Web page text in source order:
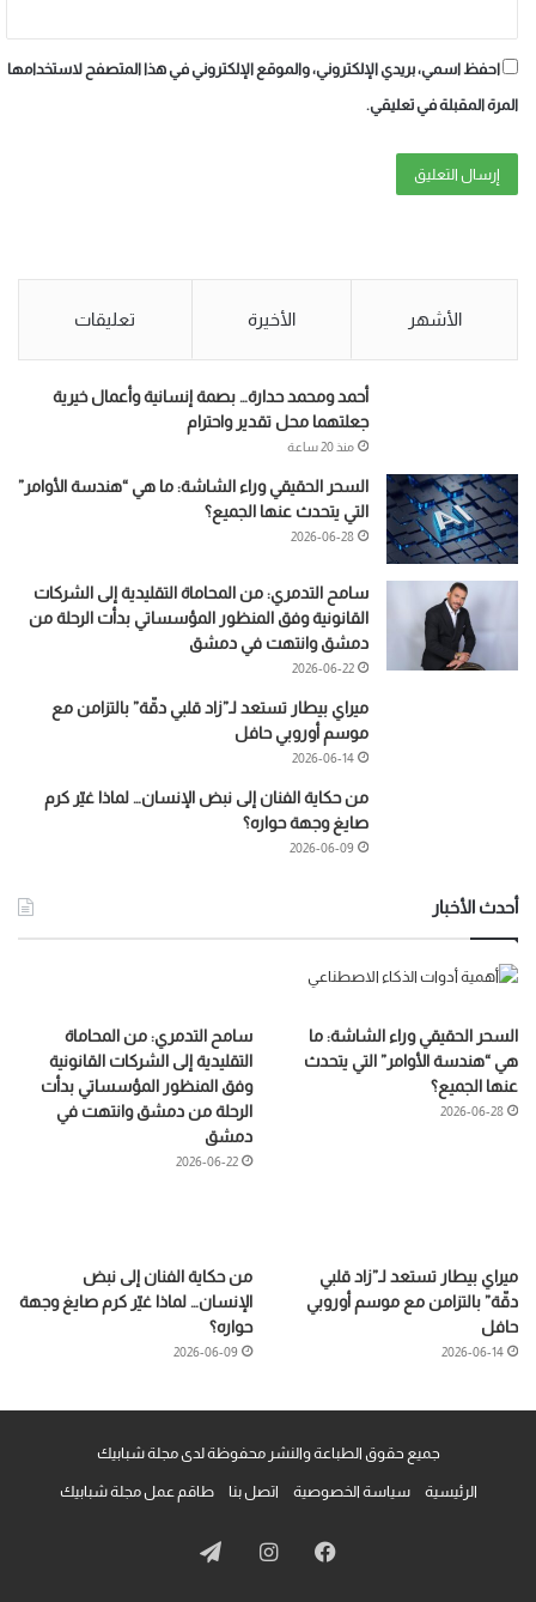
احفظ اسمي، بريدي الإلكتروني، والموقع الإلكتروني في هذا المتصفح لاستخدامها
المرة المقبلة في تعليقي.
الأشهر الأخيرة تعليقات
أحمد ومحمد حدارة… بصمة إنسانية وأعمال خيرية
جعلتهما محل تقدير واحترام
منذ 20 ساعة
السحر الحقيقي وراء الشاشة: ما هي “هندسة الأوامر”
التي يتحدث عنها الجميع؟
2026-06-28
سامح التدمري: من المحاماة التقليدية إلى الشركات
القانونية وفق المنظور المؤسساتي بدأت الرحلة من
دمشق وانتهت في دمشق
2026-06-22
ميراي بيطار تستعد لـ”زاد قلبي دقّة” بالتزامن مع
موسم أوروبي حافل
2026-06-14
من حكاية الفنان إلى نبض الإنسان… لماذا غيّر كرم
صايغ وجهة حواره؟
2026-06-09
أحدث الأخبار
السحر الحقيقي وراء الشاشة: ما
هي “هندسة الأوامر” التي يتحدث
عنها الجميع؟
2026-06-28
سامح التدمري: من المحاماة
التقليدية إلى الشركات القانونية
وفق المنظور المؤسساتي بدأت
الرحلة من دمشق وانتهت في
دمشق
2026-06-22
ميراي بيطار تستعد لـ”زاد قلبي
دقّة” بالتزامن مع موسم أوروبي
حافل
2026-06-14
من حكاية الفنان إلى نبض
الإنسان… لماذا غيّر كرم صايغ وجهة
حواره؟
2026-06-09
جميع حقوق الطباعة والنشر محفوظة لدى مجلة شبابيك
الرئيسية سياسة الخصوصية اتصل بنا طاقم عمل مجلة شبابيك
فيسبوكانستقرامتيلقرام